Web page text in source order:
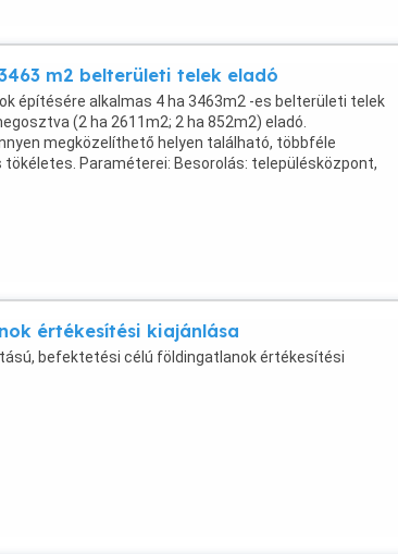
m2 belterületi telek eladó
építésére alkalmas 4 ha 3463m2 -es belterületi telek
(2 ha 2611m2; 2 ha 852m2) eladó.
megközelíthető helyen található, többféle
tökéletes. Paraméterei: Besorolás: településközpont,
értékesítési kiajánlása
befektetési célú földingatlanok értékesítési